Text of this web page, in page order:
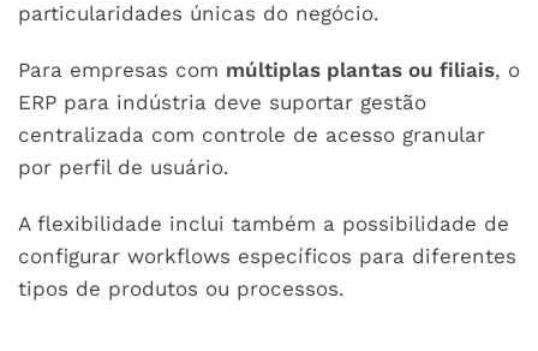
particularidades únicas do negócio.
Para empresas com múltiplas plantas ou filiais, o
ERP para indústria deve suportar gestão
centralizada com controle de acesso granular
por perfil de usuário.
A flexibilidade inclui também a possibilidade de
configurar workflows específicos para diferentes
tipos de produtos ou processos.